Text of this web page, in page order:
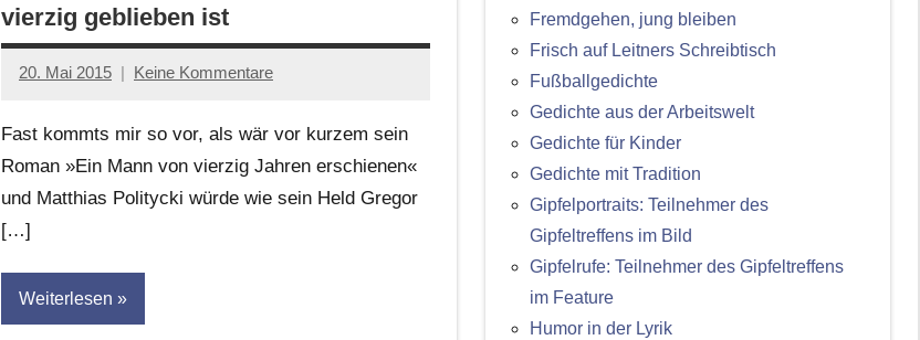
vierzig geblieben ist
20. Mai 2015
Anton
Leitner
Keine Kommentare
Fast kommts mir so vor, als wär vor kurzem sein
Roman »Ein Mann von vierzig Jahren erschienen«
und Matthias Politycki würde wie sein Held Gregor
[…]
Weiterlesen
Fremdgehen, jung bleiben
Frisch auf Leitners Schreibtisch
Fußballgedichte
Gedichte aus der Arbeitswelt
Gedichte für Kinder
Gedichte mit Tradition
Gipfelportraits: Teilnehmer des
Gipfeltreffens im Bild
Gipfelrufe: Teilnehmer des Gipfeltreffens
im Feature
Humor in der Lyrik